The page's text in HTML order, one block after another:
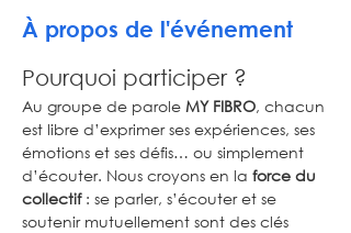
À propos de l'événement
Pourquoi participer ?
Au groupe de parole MY FIBRO, chacun
est libre d’exprimer ses expériences, ses
émotions et ses défis… ou simplement
d’écouter. Nous croyons en la force du
collectif : se parler, s’écouter et se
soutenir mutuellement sont des clés